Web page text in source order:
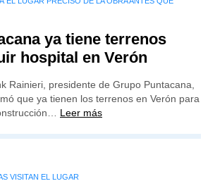
ya tiene terrenos
hospital en Verón
Rainieri, presidente de Grupo Puntacana,
que ya tienen los terrenos en Verón para
Leer más
VISITAN EL LUGAR